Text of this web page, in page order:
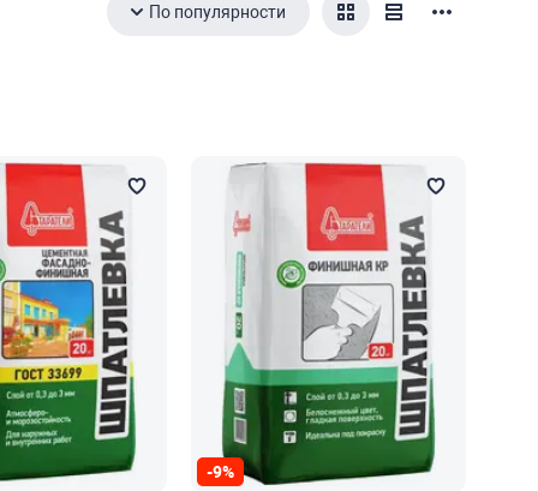
По популярности
-9%